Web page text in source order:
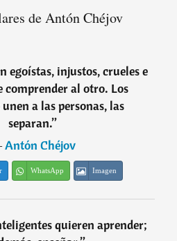
de Antón Chéjov
egoístas, injustos, crueles e
comprender al otro. Los
a las personas, las
separan.”
Antón Chéjov
WhatsApp Imagen
quieren aprender;